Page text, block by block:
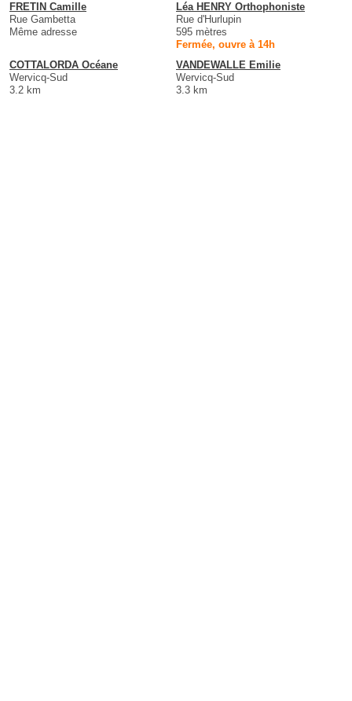
FRETIN Camille
Rue Gambetta
Même adresse
Léa HENRY Orthophoniste
Rue d'Hurlupin
595 mètres
Fermée, ouvre à 14h
COTTALORDA Océane
Wervicq-Sud
3.2 km
VANDEWALLE Emilie
Wervicq-Sud
3.3 km